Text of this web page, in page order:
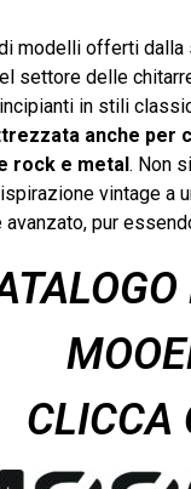
modelli offerti
settore delle
in stili
anche
rock e metal. Non
vintage
pur
CLICCA